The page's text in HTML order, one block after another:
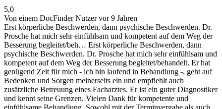
5,0
Von einem DocFinder Nutzervor 9 Jahren
Erst körperliche Beschwerden, dann psychische Beschwerden. Dr.
Prosche hat mich sehr einfühlsam und kompetent auf dem Weg der
Besserung begleitet/beh… Erst körperliche Beschwerden, dann
psychische Beschwerden. Dr. Prosche hat mich sehr einfühlsam und
kompetent auf dem Weg der Besserung begleitet/behandelt. Er hat
genügend Zeit für mich - ich bin laufend in Behandlung -, geht auf
Bedenken und Sorgen meinerseits ein und empfiehlt auch
zusätzliche Betreuung eines Facharztes. Er ist ein guter Diagnostiker
und kennt seine Grenzen. Vielen Dank für kompetente und